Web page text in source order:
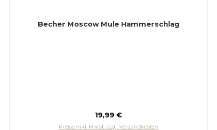
Becher Moscow Mule Hammerschlag
Regulärer Preis:
19,99 €
Preise inkl. MwSt. zzgl. Versandkosten